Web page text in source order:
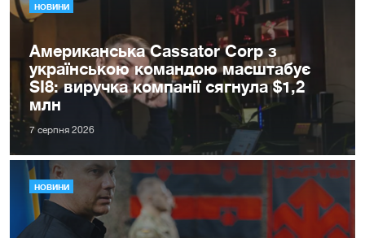
НОВИНИ
Американська Cassator Corp з
українською командою масштабує
SI8: виручка компанії сягнула $1,2
млн
7 серпня 2026
НОВИНИ